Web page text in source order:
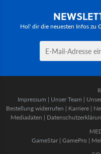
Hol' dir die neuesten Infos zu
Impressum | Unser Team |
Bestellung widerrufen | Karriere |
Mediadaten |
GameStar| GamePro |